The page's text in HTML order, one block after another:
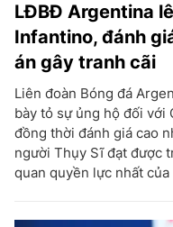
LĐBĐ Argentina
Infantino, đánh
án gây tranh cãi
Liên đoàn Bóng đá
bày tỏ sự ủng hộ đối với
đồng thời đánh giá cao
người Thụy Sĩ đạt được
quan quyền lực nhất